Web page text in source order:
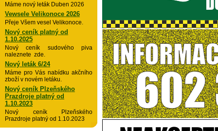
Máme nový leták Duben 2026
Vewsele Velikonoce 2026
Přeje Všem vesel Velikonoce.
Nový ceník platný od
1.10.2025
Nový ceník sudového piva
naleznete zde.
Nový leták 6/24
Máme pro Vás nabídku akčního
zboží v novém letáku.
Nový ceník Plzeňského
Prazdroje platný od
1.10.2023
Nový ceník Plzeňského
Prazdroje platný od 1.10.2023